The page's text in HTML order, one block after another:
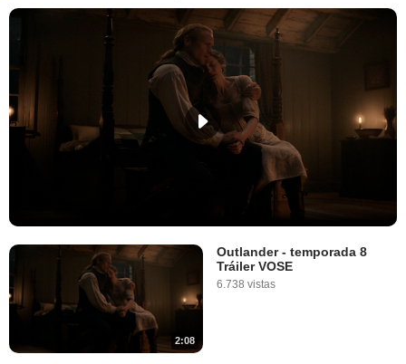
2:08
Outlander - temporada 8
Tráiler VOSE
6.738 vistas